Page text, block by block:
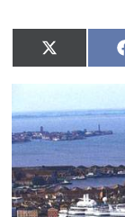
Compartir
en
X
(Twitter)